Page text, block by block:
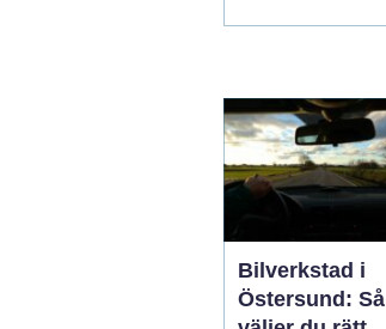
Bilverkstad i
Östersund: Så